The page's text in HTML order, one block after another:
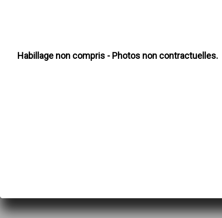
Habillage non compris - Photos non contractuelles.